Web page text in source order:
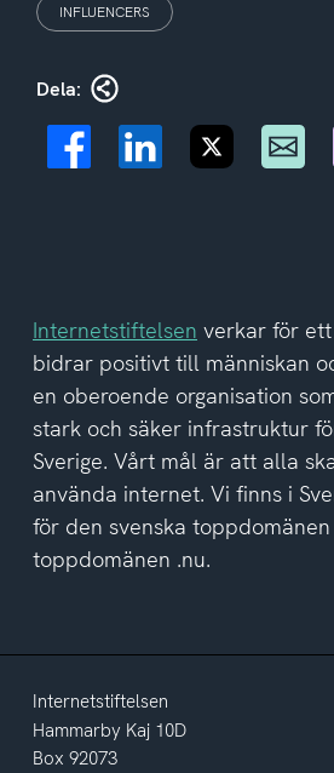
INFLUENCERS
Dela:
Internetstiftelsen verkar för
bidrar positivt till människan
en oberoende organisation
stark och säker infrastruktur
Sverige. Vårt mål är att alla
använda internet. Vi finns i
för den svenska
toppdomänen .nu.
Internetstiftelsen
Hammarby Kaj 10D
Box 92073